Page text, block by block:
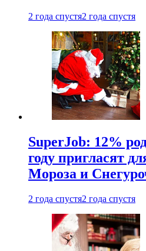
2 года спустя2 года спустя
SuperJob: 12%
году пригласят
Мороза и
2 года спустя2 года спустя